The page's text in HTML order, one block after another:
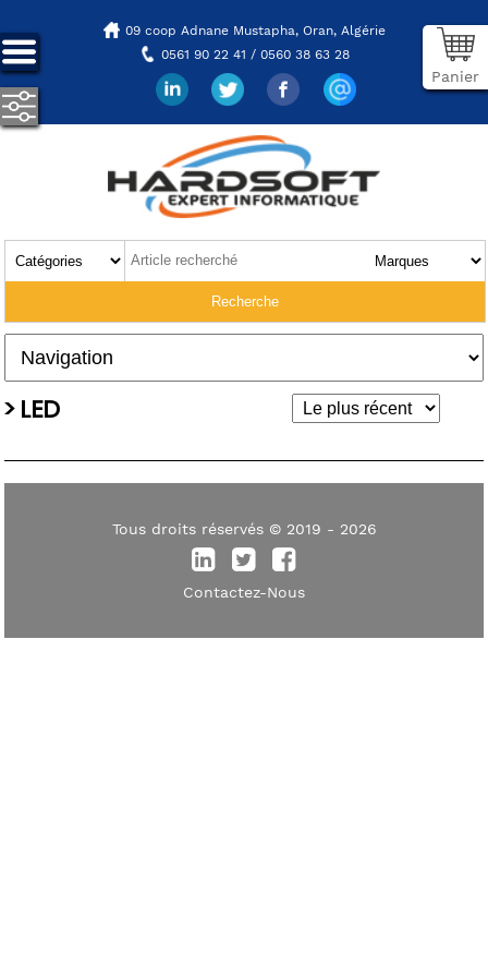
09 coop Adnane Mustapha, Oran, Algérie
0561 90 22 41 / 0560 38 63 28
Panier
> LED
Tous droits réservés © 2019 - 2026
Contactez-Nous